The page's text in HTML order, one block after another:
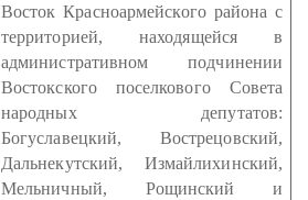
Восток Красноармейского района с
территорией, находящейся в
административном подчинении
Востокского поселкового Совета
народных депутатов:
Богуславецкий, Вострецовский,
Дальнекутский, Измайлихинский,
Мельничный, Рощинский и